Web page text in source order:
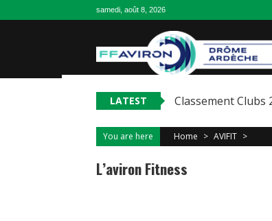
samedi, août 8, 2026
LATEST Classement Clubs
You are here Home > AVIFIT >
L’aviron Fitness